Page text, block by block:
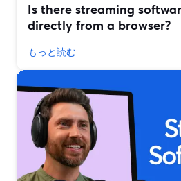
Is there streaming
directly from a browser?
もっと読む